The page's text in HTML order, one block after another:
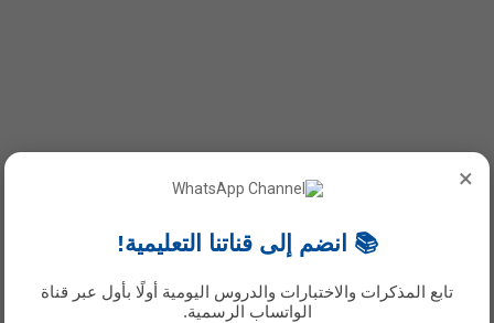
×
📚 انضم إلى قناتنا التعليمية!
تابع المذكرات والاختبارات والدروس اليومية أولًا بأول عبر قناة
الواتساب الرسمية.